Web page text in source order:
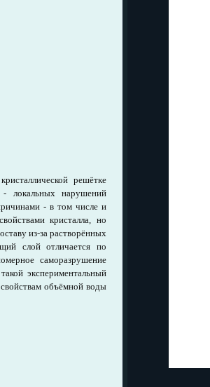
решётке
- локальных нарушений
- в том числе и
кристалла, но
из-за растворённых
слой отличается по
саморазрушение
экспериментальный
объёмной воды